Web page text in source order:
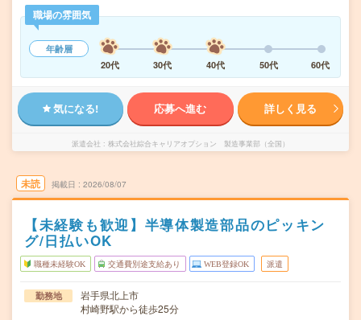
職場の雰囲気
年齢層
20代
30代 40代 50代 60代
気になる! 応募へ進む 詳しく見る
派遣会社 株式会社綜合キャリアオプション 製造事業部（全国）
未読 掲載日 2026/08/07
【未経験も歓迎】半導体製造部品のピッキン
グ/日払いOK
職種未経験OK 交通費別途支給あり WEB登録OK 派遣
勤務地
岩手県北上市
村崎野駅から徒歩25分